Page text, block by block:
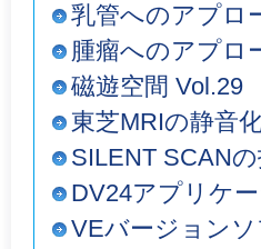
乳管へのアプロ
腫瘤へのアプロ
磁遊空間 Vol.29
東芝MRIの静音
SILENT SCAN
DV24アプリケ
VEバージョン